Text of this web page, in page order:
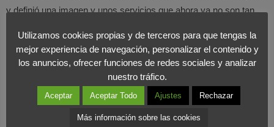
y definió una imagen y unos servicios que ahora ya no son tan
medida.
Mientras que otros rivales de otros segmentos parecen estar
cogiendo aire y aprovechan para lanzar ofensivas a otros
mercados y variar su estrategia, Ryanair, a nuestro parecer, se
encuentra en el punto de inflexión y tiene perdida la batalla a
Utilizamos cookies propias y de terceros para que tengas la
mejor experiencia de navegación, personalizar el contenido y
los anuncios, ofrecer funciones de redes sociales y analizar
nuestro tráfico.
Aceptar Aceptar Todo Ajustes Rechazar
Más información sobre las cookies